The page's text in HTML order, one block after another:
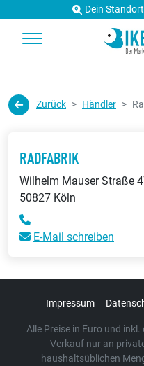
Dein
Zurück Händler
RADFABRIK
Wilhelm Mauser Straße
50827 Köln
E-Mail schreiben
Impressum
Alle Preise in Euro und
Verkauf nur an
haushaltsüblichen